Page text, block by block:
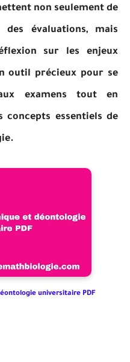
non seulement de
évaluations, mais
sur les enjeux
outil précieux pour se
examens tout en
essentiels de
universitaire PDF